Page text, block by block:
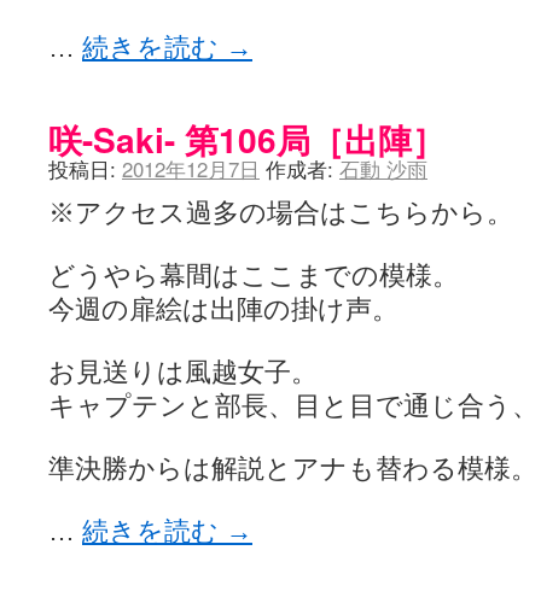
… 続きを読む →
咲-Saki- 第106局［出陣］
投稿日: 2012年12月7日 作成者: 石動 沙雨
※アクセス過多の場合はこちらから。
どうやら幕間はここまでの模様。
今週の扉絵は出陣の掛け声。
お見送りは風越女子。
キャプテンと部長、目と目で通じ合う
準決勝からは解説とアナも替わる模様。
… 続きを読む →